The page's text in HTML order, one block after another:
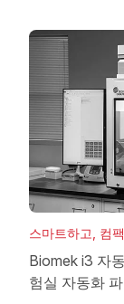
스마트하고, 컴
Biomek i3 자
험실 자동화